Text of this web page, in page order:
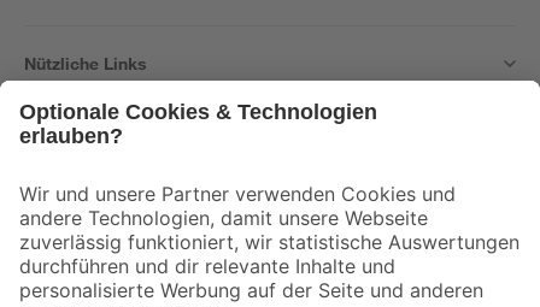
Nützliche Links
Der toom Newsletter: Keine Angebote und Aktionen mehr verpassen!
Zur Newsletter Anmeldung